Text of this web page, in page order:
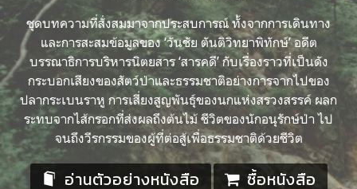
ชุดบทความที่สั่งสมมาจากประสบการณ์ ทั้งจากการเดินทาง
และการสะสมข้อมูลของ ‘วันชัย ตันติวิทยาพิทักษ์’ อดีต
บรรณาธิการบริหารนิตยสาร ‘สารคดี’ กับเรื่องราวที่เป็นดัง
กระบอกเสียงของสัตว์ป่าและธรรมชาติอย่างการจากไปของ
ปลากระเบนราหู การเสี่ยงสูญพันธุ์ของนกแห่งสรวงสรรค์ ผลก
ระทบจากไส้กรอกที่ส่งผลถึงต้นไม้ ชีวิตของนักอนุรักษ์ป่า ไป
จนถึงวีรกรรมของผู้ที่ต่อสู้เพื่อธรรมชาติด้วยชีวิต
อ่านตัวอย่างหนังสือ ซื้อหนังสือ